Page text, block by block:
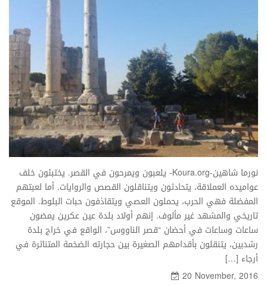
نورما شاهين-Koura.org- يلعبون ويمرحون في القصر. يختبئون خلف
عواميده العملاقة، يتحادثون ويتناقلون القصص والروايات. أما لعبتهم
المفضلة فهي الحرب، يحملون العصي ويتقاذفون حبات البلوط. الموقع
تاريخي والمشهد غير مألوف. إنهم أولاد بلدة عين عكرين يمضون
ساعات وساعات في أحضان “قصر الناووس”، الواقع في خراج بلدة
رشدبين، يتنقلون بأقدامهم الصغيرة بين حجارته الضخمة المتناثرة في
أرجاء […]
20 November, 2016